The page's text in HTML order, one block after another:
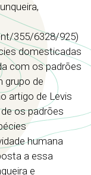
355/6328/925)
domesticadas
com os padrões
grupo de
artigo de Levis
os padrões
humana
a essa
e